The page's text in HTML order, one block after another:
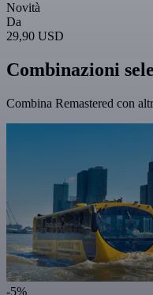
Novità
Da
29,90 USD
Combinazioni
Combina Remastered con
-5%